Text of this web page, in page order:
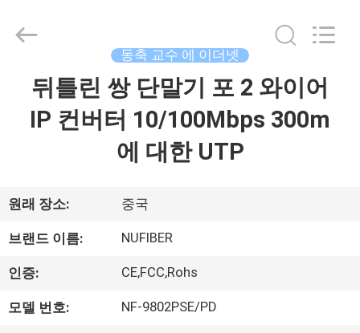
우
리
에
Shenzhen
Fivision
Developed
동축 교수 에 이더넷
뒤틀린 쌍 단말기 포 2 와이어
IP 컨버터 10/100Mbps 300m
에 대한 UTP
원래 장소: 중국
브랜드 이름: NUFIBER
인증: CE,FCC,Rohs
모델 번호: NF-9802PSE/PD